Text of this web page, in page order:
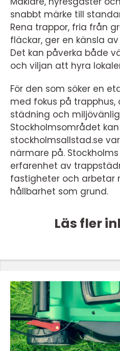
snabbt märke till
Rena trappor, fria från
fläckar, ger en känsla
Det kan påverka både
och viljan att hyra
För den som söker en
med fokus på
städning och
Stockholmsområdet
stockholmsallstad.se
närmare på.
erfarenhet av
fastigheter och arbetar
hållbarhet som grund.
Läs fler